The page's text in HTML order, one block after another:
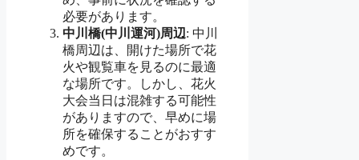
必要があります。
中川橋(中川運河)周辺: 中川
橋周辺は、開けた場所で花
火や観覧車を見るのに最適
な場所です。しかし、花火
大会当日は混雑する可能性
がありますので、早めに場
所を確保することがおすす
めです。